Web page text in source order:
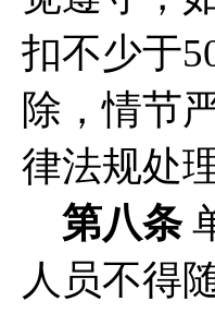
扣不少于
除，情节
律法规处
第八条
人员不得